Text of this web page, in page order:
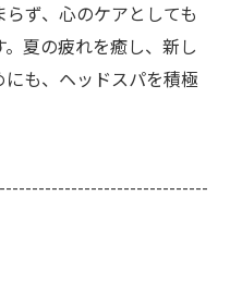
ず、心のケアとしても
夏の疲れを癒し、新し
も、ヘッドスパを積極